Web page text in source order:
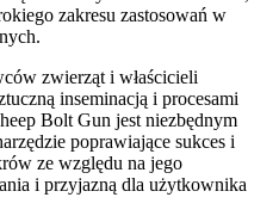
zakresu zastosowań w
zwierząt i właścicieli
inseminacją i procesami
Bolt Gun jest niezbędnym
poprawiające sukces i
ze względu na jego
i przyjazną dla użytkownika